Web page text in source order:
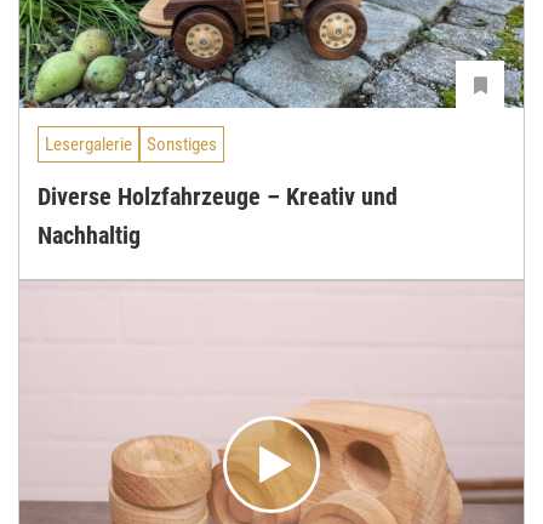
Lesergalerie Sonstiges
Diverse Holzfahrzeuge – Kreativ und
Nachhaltig